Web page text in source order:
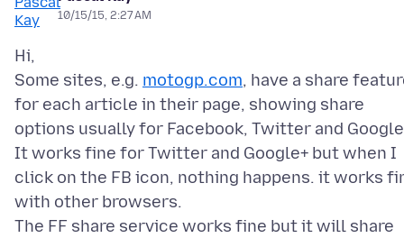
10/15/15, 2:27 AM
Hi,
Some sites, e.g. motogp.com, have a share
for each article in their page, showing share
options usually for Facebook, Twitter and
It works fine for Twitter and Google+ but when I
click on the FB icon, nothing happens. it works
with other browsers.
The FF share service works fine but it will share